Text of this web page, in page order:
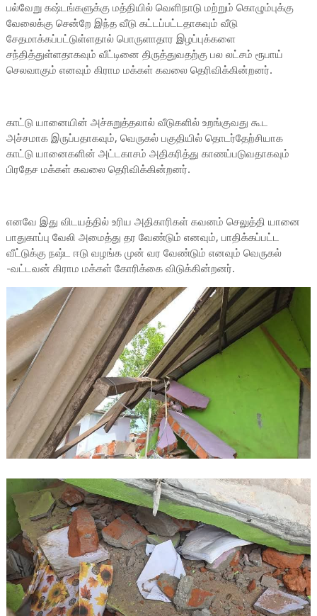
பல்வேறு கஷ்டங்களுக்கு மத்தியில் வெளிநாடு மற்றும் கொழும்புக்கு
வேலைக்கு சென்றே இந்த வீடு கட்டப்பட்டதாகவும் வீடு
சேதமாக்கப்பட்டுள்ளதால் பொருளாதார இழப்புக்களை
சந்தித்துள்ளதாகவும் வீட்டினை திருத்துவதற்கு பல லட்சம் ரூபாய்
செலவாகும் எனவும் கிராம மக்கள் கவலை தெரிவிக்கின்றனர்.
காட்டு யானையின் அச்சுறுத்தலால் வீடுகளில் உறங்குவது கூட
அச்சமாக இருப்பதாகவும், வெருகல் பகுதியில் தொடர்தேற்சியாக
காட்டு யானைகளின் அட்டகாசம் அதிகரித்து காணப்படுவதாகவும்
பிரதேச மக்கள் கவலை தெரிவிக்கின்றனர்.
எனவே இது விடயத்தில் உரிய அதிகாரிகள் கவனம் செலுத்தி யானை
பாதுகாப்பு வேலி அமைத்து தர வேண்டும் எனவும், பாதிக்கப்பட்ட
வீட்டுக்கு நஷ்ட ஈடு வழங்க முன் வர வேண்டும் எனவும் வெருகல்
-வட்டவன் கிராம மக்கள் கோரிக்கை விடுக்கின்றனர்.